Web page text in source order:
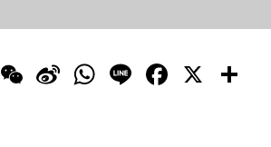
CopyWeChat
SinaWhatsApp
Line Facebook
X